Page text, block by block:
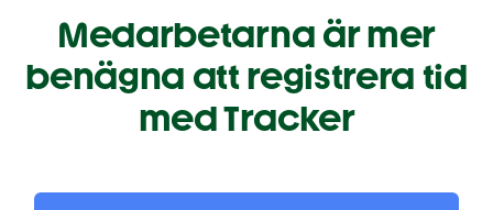
Medarbetarna är mer
benägna att registrera tid
med Tracker